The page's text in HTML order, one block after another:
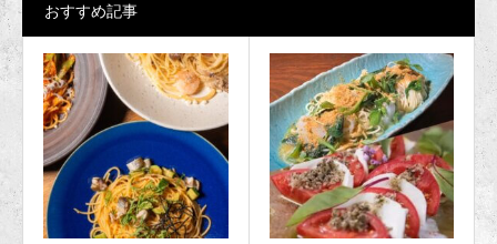
おすすめ記事